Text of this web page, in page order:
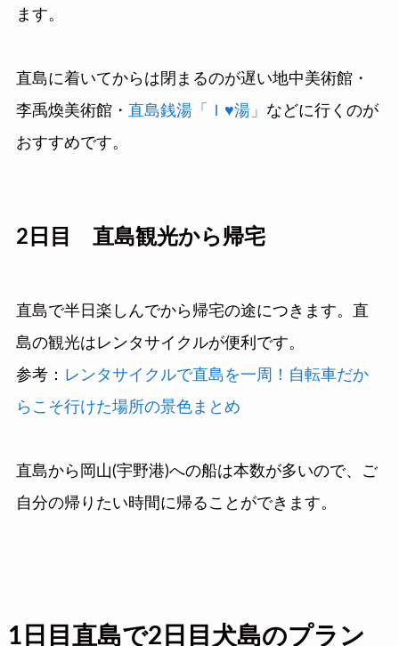
ます。
直島に着いてからは閉まるのが遅い地中美術館・
李禹煥美術館・
直島銭湯「Ｉ♥湯」 などに行くのが
おすすめです。
2日目 直島観光から帰宅
直島で半日楽しんでから帰宅の途につきます。直
島の観光はレンタサイクルが便利です。
参考：
レンタサイクルで直島を一周！自転車だか
らこそ行けた場所の景色まとめ
直島から岡山(宇野港)への船は本数が多いので、ご
自分の帰りたい時間に帰ることができます。
1日目直島で2日目犬島のプラン